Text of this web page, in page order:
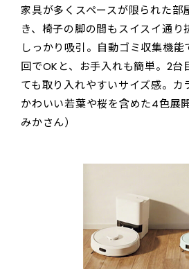
家具が多くスペースが限られた部
き、椅子の脚の間もスイスイ通り
しっかり吸引。自動ゴミ収集機
回でOKと、お手入れも簡単。2台
ても取り入れやすいサイズ感。カ
かわいい若葉や桜を含めた4色展
みかさん）